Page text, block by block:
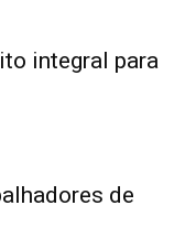
integral para
de